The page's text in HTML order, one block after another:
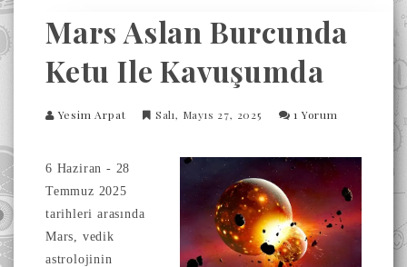
Mars Aslan Burcunda
Ketu Ile Kavuşumda
Yesim Arpat Salı, Mayıs 27, 2025 1 Yorum
6 Haziran - 28
Temmuz 2025
tarihleri arasında
Mars, vedik
astrolojinin